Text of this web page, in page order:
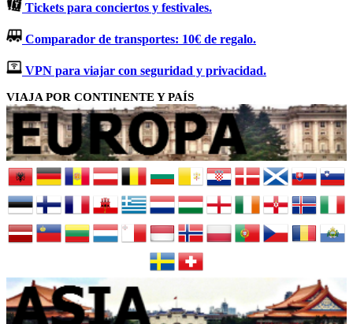
Tickets para conciertos y festivales.
Comparador de transportes: 10€ de regalo.
VPN para viajar con seguridad y privacidad.
VIAJA POR CONTINENTE Y PAÍS